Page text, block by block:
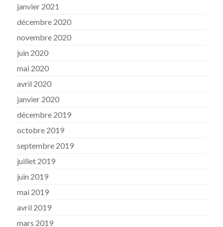
janvier 2021
décembre 2020
novembre 2020
juin 2020
mai 2020
avril 2020
janvier 2020
décembre 2019
octobre 2019
septembre 2019
juillet 2019
juin 2019
mai 2019
avril 2019
mars 2019